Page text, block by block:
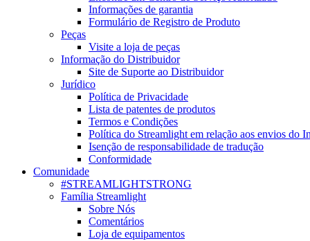
Informações de garantia
Formulário de Registro de Produto
Peças
Visite a loja de peças
Informação do Distribuidor
Site de Suporte ao Distribuidor
Jurídico
Política de Privacidade
Lista de patentes de produtos
Termos e Condições
Política do Streamlight em relação aos envios do
Isenção de responsabilidade de tradução
Conformidade
Comunidade
#STREAMLIGHTSTRONG
Família Streamlight
Sobre Nós
Comentários
Loja de equipamentos